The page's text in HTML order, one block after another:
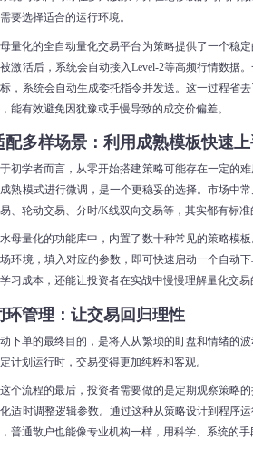
要选择适合的运行环境。
量化的全自动量化交易平台为策略提供了一个稳
激活后，系统会自动接入Level-2等高频行情数据
，系统会自动生成委托指令并发送。这一过程省
能有效避免因犹豫或手慢导致的成交价偏差。
配多样场景：利用成熟模板快速
初学者而言，从零开始搭建策略可能存在一定的
熟模式进行微调，是一个更稳妥的选择。市场中
、轮动交易、分时/K线双向交易等，其实都有标
母量化的功能库中，内置了数十种常见的策略模
场环境，填入对应的参数，即可快速启动一个自动
习成本，还能让投资者在实战中慢慢理解量化交
环管理：让交易回归理性
下单的最终目的，是将人从繁琐的盯盘和情绪的
计划运行时，交易变得更加纯粹和客观。
个流程的最后，投资者需要做的是定期观察策略
适时调整逻辑参数。通过这种从策略设计到程序
普通散户也能像专业机构一样，用科学、系统的